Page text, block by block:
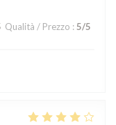
Qualità / Prezzo : 5/5